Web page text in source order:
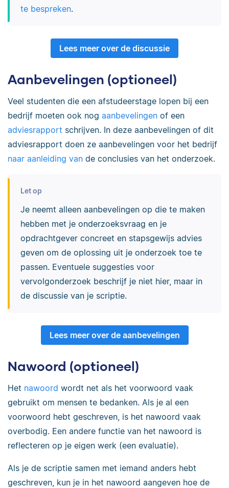
te bespreken.
Lees meer over de discussie
Aanbevelingen (optioneel)
Veel studenten die een afstudeerstage lopen bij een
bedrijf moeten ook nog aanbevelingen of een
adviesrapport schrijven. In deze aanbevelingen of dit
adviesrapport doen ze aanbevelingen voor het bedrijf
naar aanleiding van de conclusies van het onderzoek.
Let op
Je neemt alleen aanbevelingen op die te maken
hebben met je onderzoeksvraag en je
opdrachtgever concreet en stapsgewijs advies
geven om de oplossing uit je onderzoek toe te
passen. Eventuele suggesties voor
vervolgonderzoek beschrijf je niet hier, maar in
de discussie van je scriptie.
Lees meer over de aanbevelingen
Nawoord (optioneel)
Het nawoord wordt net als het voorwoord vaak
gebruikt om mensen te bedanken. Als je al een
voorwoord hebt geschreven, is het nawoord vaak
overbodig. Een andere functie van het nawoord is
reflecteren op je eigen werk (een evaluatie).
Als je de scriptie samen met iemand anders hebt
geschreven, kun je in het nawoord aangeven hoe de